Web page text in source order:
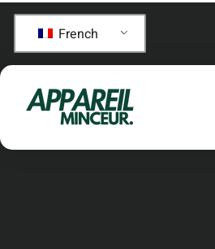
French